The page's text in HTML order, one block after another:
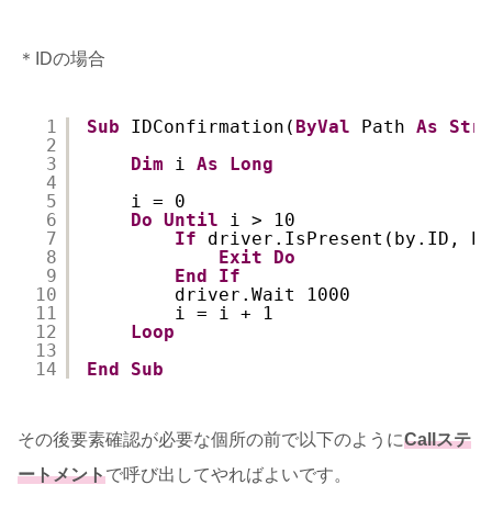
＊IDの場合
1
2
3
4
5
6
7
8
9
10
11
12
13
14
Sub IDConfirmation( ByVal Path As
Dim
i As
Long
i = 0
Do Until
i > 10
If
driver.IsPresent(by.ID,
Exit
Do
End
If
driver.Wait 1000
i = i + 1
Loop
End
Sub
その後要素確認が必要な個所の前で以下のようにCallステ
ートメントで呼び出してやればよいです。